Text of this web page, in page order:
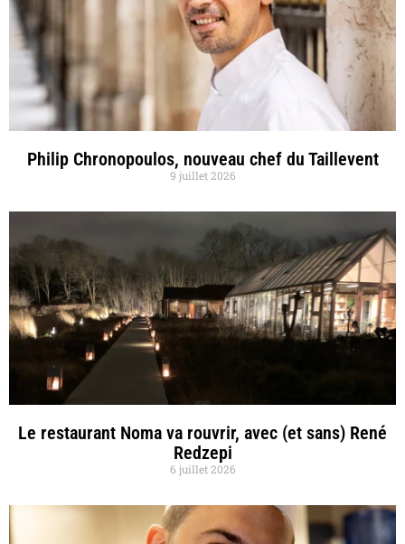
Philip Chronopoulos, nouveau chef du Taillevent
9 juillet 2026
Le restaurant Noma va rouvrir, avec (et sans) René
Redzepi
6 juillet 2026